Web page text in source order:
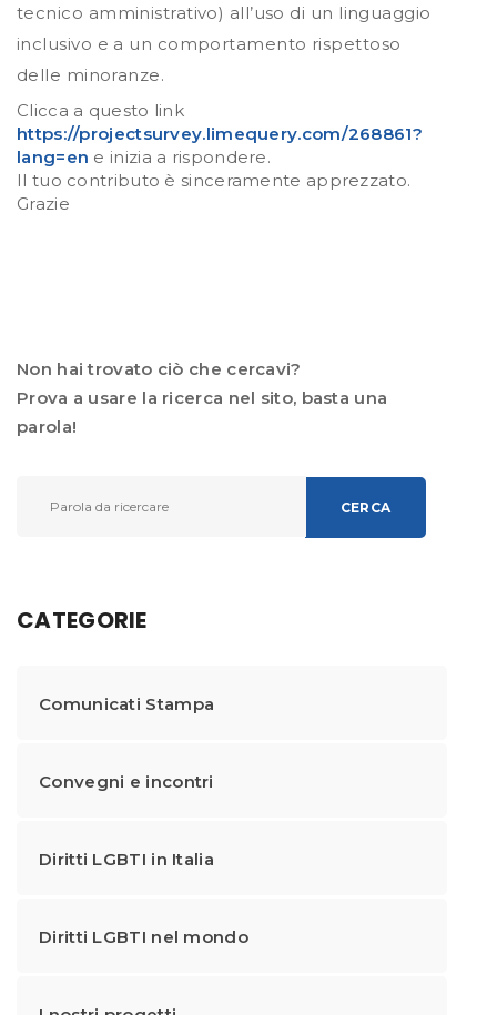
tecnico amministrativo) all’uso di un linguaggio
inclusivo e a un comportamento rispettoso
delle minoranze.
Clicca a questo link
https://projectsurvey.limequery.com/268861?
lang=en e inizia a rispondere.
Il tuo contributo è sinceramente apprezzato.
Grazie
Non hai trovato ciò che cercavi?
Prova a usare la ricerca nel sito, basta una
parola!
CERCA
CATEGORIE
Comunicati Stampa
Convegni e incontri
Diritti LGBTI in Italia
Diritti LGBTI nel mondo